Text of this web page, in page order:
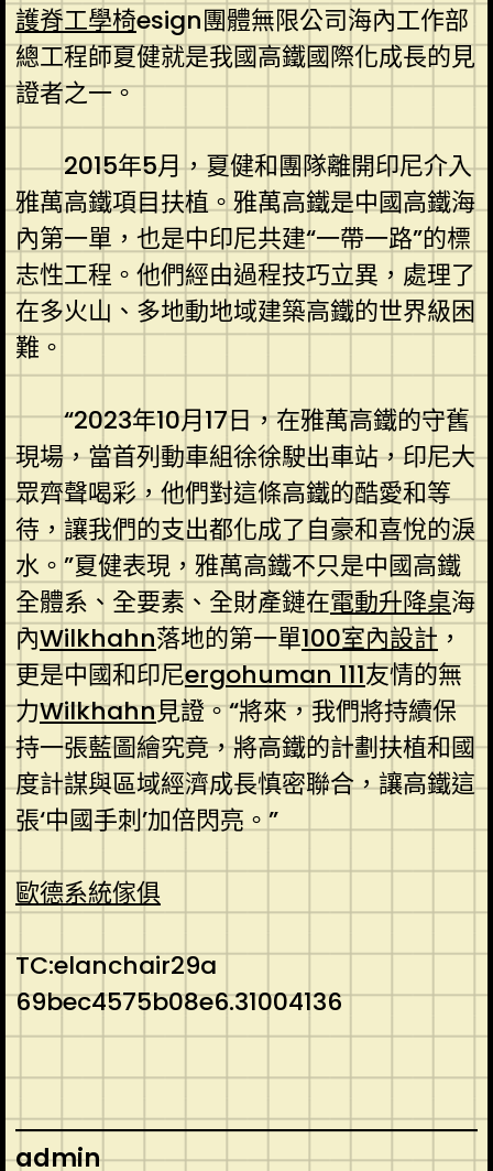
護脊工學椅esign團體無限公司海內工作部
總工程師夏健就是我國高鐵國際化成長的見
證者之一。
2015年5月，夏健和團隊離開印尼介入
雅萬高鐵項目扶植。雅萬高鐵是中國高鐵海
內第一單，也是中印尼共建“一帶一路”的標
志性工程。他們經由過程技巧立異，處理了
在多火山、多地動地域建築高鐵的世界級困
難。
“2023年10月17日，在雅萬高鐵的守舊
現場，當首列動車組徐徐駛出車站，印尼大
眾齊聲喝彩，他們對這條高鐵的酷愛和等
待，讓我們的支出都化成了自豪和喜悅的淚
水。”夏健表現，雅萬高鐵不只是中國高鐵
全體系、全要素、全財產鏈在電動升降桌海
內Wilkhahn落地的第一單100室內設計 ，
更是中國和印尼ergohuman 111友情的無
力Wilkhahn見證。“將來，我們將持續保
持一張藍圖繪究竟，將高鐵的計劃扶植和國
度計謀與區域經濟成長慎密聯合，讓高鐵這
張‘中國手刺’加倍閃亮。”
歐德系統傢俱
TC:elanchair29a
69bec4575b08e6.31004136
admin